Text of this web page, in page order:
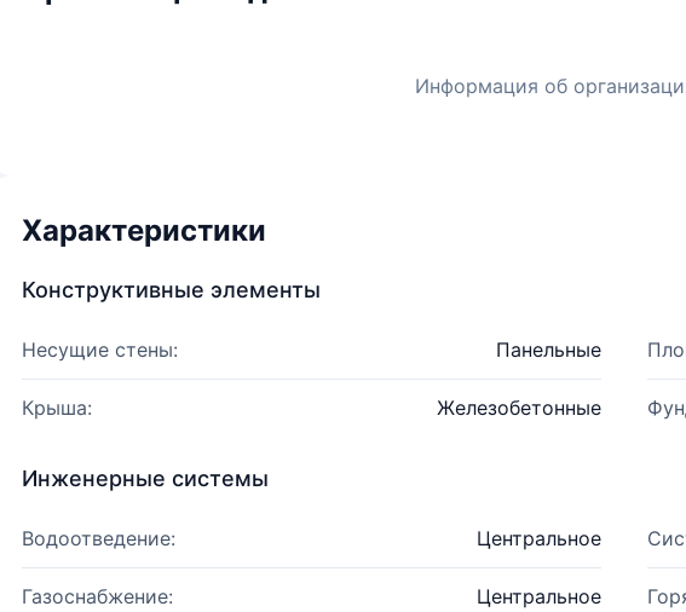
Информация об
Характеристики
Конструктивные элементы
Несущие стены: Панельные
Крыша: Железобетонные
Инженерные системы
Водоотведение: Центральное
Газоснабжение: Центральное